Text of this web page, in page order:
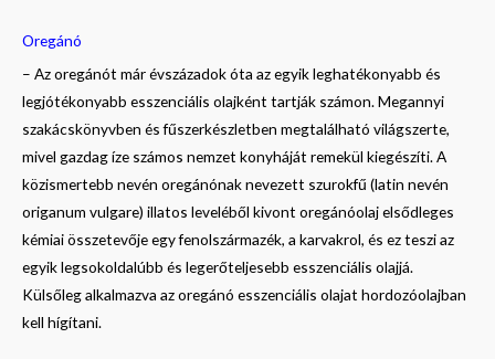
Oregánó
– Az oregánót már évszázadok óta az egyik leghatékonyabb és
legjótékonyabb esszenciális olajként tartják számon. Megannyi
szakácskönyvben és fűszerkészletben megtalálható világszerte,
mivel gazdag íze számos nemzet konyháját remekül kiegészíti. A
közismertebb nevén oregánónak nevezett szurokfű (latin nevén
origanum vulgare) illatos leveléből kivont oregánóolaj elsődleges
kémiai összetevője egy fenolszármazék, a karvakrol, és ez teszi az
egyik legsokoldalúbb és legerőteljesebb esszenciális olajjá.
Külsőleg alkalmazva az oregánó esszenciális olajat hordozóolajban
kell hígítani.